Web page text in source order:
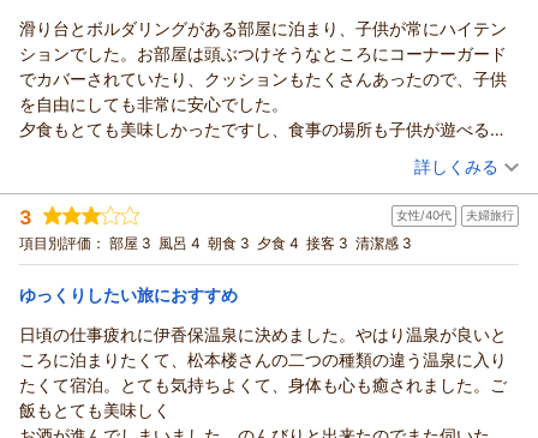
嬉しかったです。 初めての3世代での旅行、
とても素敵な旅行になりました。」とのお言葉
とても嬉しく存じます。
「 帰りの車の中で、「来年も伊香保に来てここに
泊まろう！」と話すほどでした。 またリピートさせて
口コミでの高評価誠にありがとうございました。
ホテル松本
楼
須長 政
幸
（返信日：2026/06/26）
キッズスペース付きの会食場、温泉を
お気に入り頂き「滑り台つきの部屋で子どもは
大喜びでした。 食事は、子どもが遊ぶスペースがあり
ゆっくり食べることができました。 お風呂は、
ベビーバスやおもちゃがあり、助かりました。」
何よりでございます。
「また利用したいです。」との事
次回タグマ様にお会いできる日を
楽しみにしております。
玄関センサーライトの件、貴重なご意見
ありがとうございます。次回改装時の課題と
させて頂きます。
ご利用誠にありがとうございました。
ホテル松本楼
【ホテル松本楼】やさしさとふれあいの温泉宿からの返信
ゆか 様
先日はご両親へのプレゼントに伊香保温泉の
ホテル松本楼をお選び頂きまして
誠にありがとうございました。
ふれあい。」をコンセプトにおもてなしの心を
大切にしておりますので、お部屋や温泉を
お気に入り頂き「 皆様とても優しく
おもてなししていただき、お部屋や温泉も素敵で
両親も私たちも本当に大満足の旅行となりました。
次回また機会があれば二泊したいなと思うほど
大満足でした！」との過分なお言葉
本当にありがとうございます。
従業員皆の励みになります。
滑り台とボルダリングがある部屋に泊まり、子供が常にハイテン
ションでした。お部屋は頭ぶつけそうなところにコーナーガード
でカバーされていたり、クッションもたくさんあったので、子供
を自由にしても非常に安心でした。
夕食もとても美味しかったですし、食事の場所も子供が遊べるス
スタッフもみんな優しく丁寧でまた泊まりたいホテルです。
（投稿日：2026/06/18）
宿泊時期： 2026年06月宿泊 (家族旅行)
投稿者： カステコちゃんさん
宿泊プラン： 【じゃらんスペシャルウィーク】■グレードアップ会席■メイ
ン料理が群馬の銘牛“上州牛”≪じゃらん限定≫
その他 朝・夕
宿泊価格帯： 30,001円以上(大人一人あたり/税込)
【ホテル松本楼】やさしさとふれあいの温泉宿からの返信
カステコちゃん 様
先日は日本全国様々な旅館の中より伊香保温泉の
ホテル松本楼をお選び頂きまして
詳しくみる
3 女性/40代 夫婦旅行
項目別評価： 部屋 3 風呂 4 朝食 3 夕食 4 接客 3 清潔感 3
ゆっくりしたい旅におすすめ
日頃の仕事疲れに伊香保温泉に決めました。やはり温泉が良いと
ころに泊まりたくて、松本楼さんの二つの種類の違う温泉に入り
たくて宿泊。とても気持ちよくて、身体も心も癒されました。ご
飯もとても美味しく